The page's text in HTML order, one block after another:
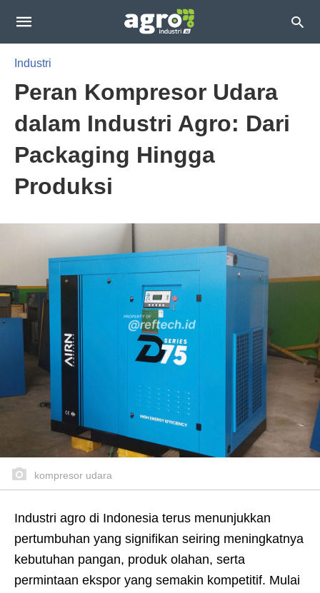
Industri
Peran Kompresor Udara
dalam Industri Agro: Dari
Packaging Hingga
Produksi
kompresor udara
Industri agro di Indonesia terus menunjukkan
pertumbuhan yang signifikan seiring meningkatnya
kebutuhan pangan, produk olahan, serta
permintaan ekspor yang semakin kompetitif. Mulai